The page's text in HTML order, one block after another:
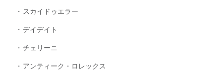
スカイドゥエラー
デイデイト
チェリーニ
アンティーク・ロレックス